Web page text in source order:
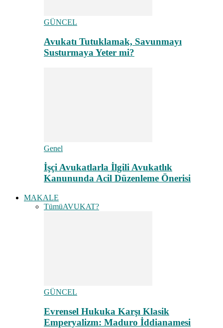
GÜNCEL
Avukatı Tutuklamak, Savunmayı
Susturmaya Yeter mi?
Genel
İşçi Avukatlarla İlgili Avukatlık
Kanununda Acil Düzenleme Önerisi
MAKALE
TümüAVUKAT?
GÜNCEL
Evrensel Hukuka Karşı Klasik
Emperyalizm: Maduro İddianamesi